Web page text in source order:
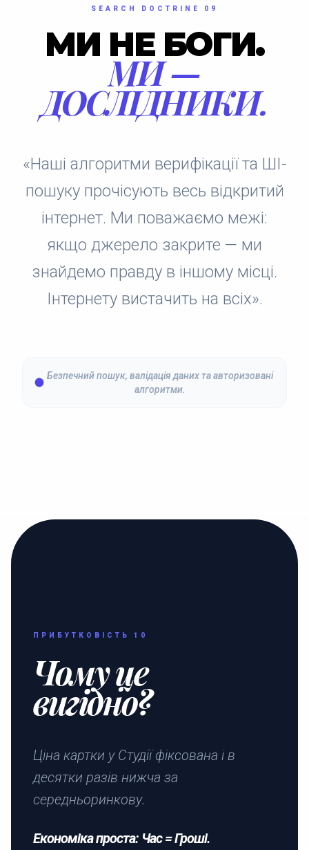
SEARCH DOCTRINE 09
МИ НЕ БОГИ.
МИ —
ДОСЛІДНИКИ.
«Наші алгоритми верифікації та ШІ-
пошуку прочісують весь відкритий
інтернет. Ми поважаємо межі:
якщо джерело закрите — ми
знайдемо правду в іншому місці.
Інтернету вистачить на всіх».
Безпечний пошук, валідація даних та авторизовані
алгоритми.
ПРИБУТКОВІСТЬ 10
Чому це
вигідно?
Ціна картки у Студії фіксована і в
десятки разів нижча за
середньоринкову.
Економіка проста: Час = Гроші.